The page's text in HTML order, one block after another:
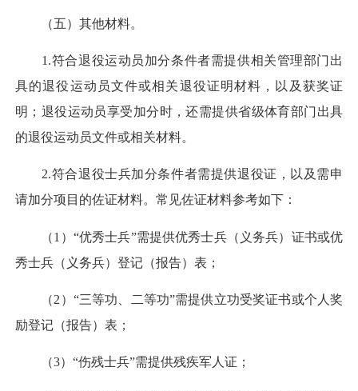
（五）其他材料。
1.符合退役运动员加分条件者需提供相关管理部门出
具的退役运动员文件或相关退役证明材料，以及获奖证
明；退役运动员享受加分时，还需提供省级体育部门出具
的退役运动员文件或相关材料。
2.符合退役士兵加分条件者需提供退役证，以及需申
请加分项目的佐证材料。常见佐证材料参考如下：
（1）“优秀士兵”需提供优秀士兵（义务兵）证书或优
秀士兵（义务兵）登记（报告）表；
（2）“三等功、二等功”需提供立功受奖证书或个人奖
励登记（报告）表；
（3）“伤残士兵”需提供残疾军人证；